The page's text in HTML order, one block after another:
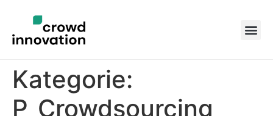
Kategorie:
P_Crowdsourcing